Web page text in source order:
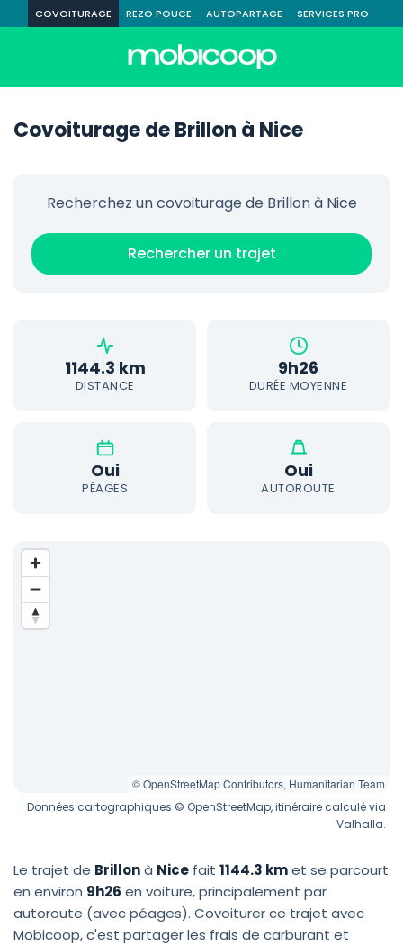
COVOITURAGE REZO POUCE AUTOPARTAGE SERVICES PRO
Covoiturage de Brillon à Nice
Recherchez un covoiturage de Brillon à Nice
Rechercher un trajet
1144.3 km
DISTANCE
9h26
DURÉE MOYENNE
Oui
PÉAGES
Oui
AUTOROUTE
© OpenStreetMap Contributors, Humanitarian Team
Données cartographiques © OpenStreetMap, itinéraire calculé via
Valhalla.
Le trajet de Brillonà Nice fait 1144.3 kmet se parcourt
en environ 9h26 en voiture, principalement par
autoroute (avec péages). Covoiturer ce trajet avec
Mobicoop, c'est partager les frais de carburant et